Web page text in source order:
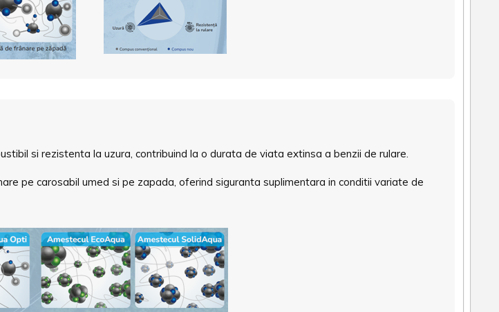
si rezistenta la uzura, contribuind la o durata de viata extinsa a benzii de rulare.
pe carosabil umed si pe zapada, oferind siguranta suplimentara in conditii variate de